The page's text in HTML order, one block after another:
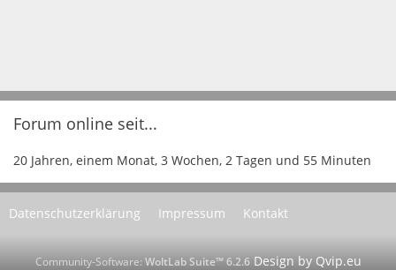
Forum online seit...
20 Jahren, einem Monat, 3 Wochen, 2 Tagen und 55 Minuten
Datenschutzerklärung Impressum Kontakt
Community-Software: WoltLab Suite™ 6.2.6